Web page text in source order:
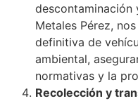
descontaminación
Metales Pérez,
definitiva de
ambiental,
normativas y la
Recolección y